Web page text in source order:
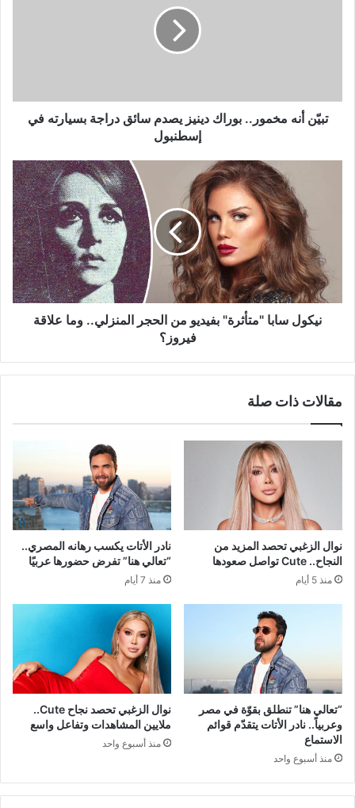
بسيارته
تبيّن أنه مخمور.. بوراك دينيز يصدم سائق دراجة بسيارته في
إسطنبول
الحجر
المنزلي..
علاقة
فيروز؟نيكول سابا "متأثرة" بفيديو من الحجر المنزلي.. وما علاقة
فيروز؟
مقالات ذات صلة
نوال الزغبي تحصد المزيد من
النجاح.. Cute تواصل صعودها
منذ 5 أيام
نادر الأتات يكسب رهانه المصري..
“تعالي هنا” تفرض حضورها عربيًا
منذ 7 أيام
“تعالي هنا” تنطلق بقوّة في مصر
وعربياً.. نادر الأتات يتقدّم قوائم
الاستماع
منذ أسبوع واحد
نوال الزغبي تحصد نجاح Cute..
ملايين المشاهدات وتفاعل واسع
منذ أسبوع واحد